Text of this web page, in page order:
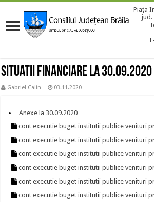
Piața
jud.
Situatii financiare la 30.09.2020
Gabriel Calin 03.11.2020
Anexe la 30.09.2020
cont executie buget institutii publice venituri
cont executie buget institutii publice venituri
cont executie buget institutii publice venituri
cont executie buget institutii publice venituri
cont executie buget institutii publice venituri
cont executie buget institutii publice venituri